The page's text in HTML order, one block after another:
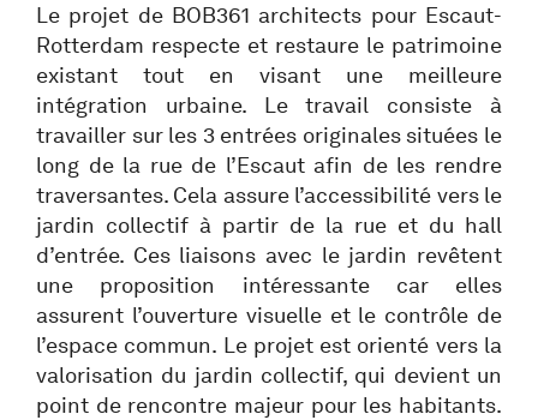
Le projet de BOB361 architects pour Escaut-
Rotterdam respecte et restaure le patrimoine
existant tout en visant une meilleure
intégration urbaine. Le travail consiste à
travailler sur les 3 entrées originales situées le
long de la rue de l’Escaut afin de les rendre
traversantes. Cela assure l’accessibilité vers le
jardin collectif à partir de la rue et du hall
d’entrée. Ces liaisons avec le jardin revêtent
une proposition intéressante car elles
assurent l’ouverture visuelle et le contrôle de
l’espace commun. Le projet est orienté vers la
valorisation du jardin collectif, qui devient un
point de rencontre majeur pour les habitants.